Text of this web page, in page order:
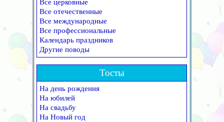
Все церковные
Все отечественные
Все международные
Все профессиональные
Календарь праздников
Другие поводы
Тосты
На день рождения
На юбилей
На свадьбу
На Новый год